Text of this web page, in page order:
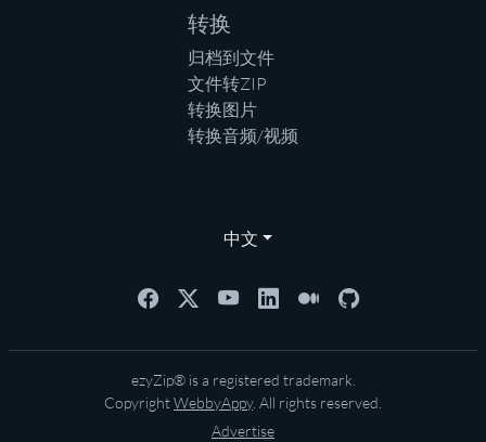
转换
归档到文件
文件转ZIP
转换图片
转换音频/视频
中文
ezyZip® is a registered trademark.
CopyrightWebbyAppy. All rights reserved.
Advertise